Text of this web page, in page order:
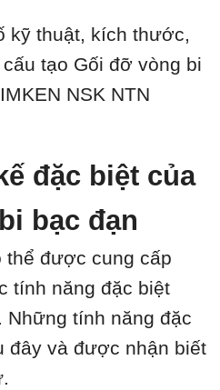
kỹ thuật, kích thước,
tạo Gối đỡ vòng bi
NSK NTN
đặc biệt của
bạc đạn
thể được cung cấp
tính năng đặc biệt
Những tính năng đặc
đây và được nhận biết